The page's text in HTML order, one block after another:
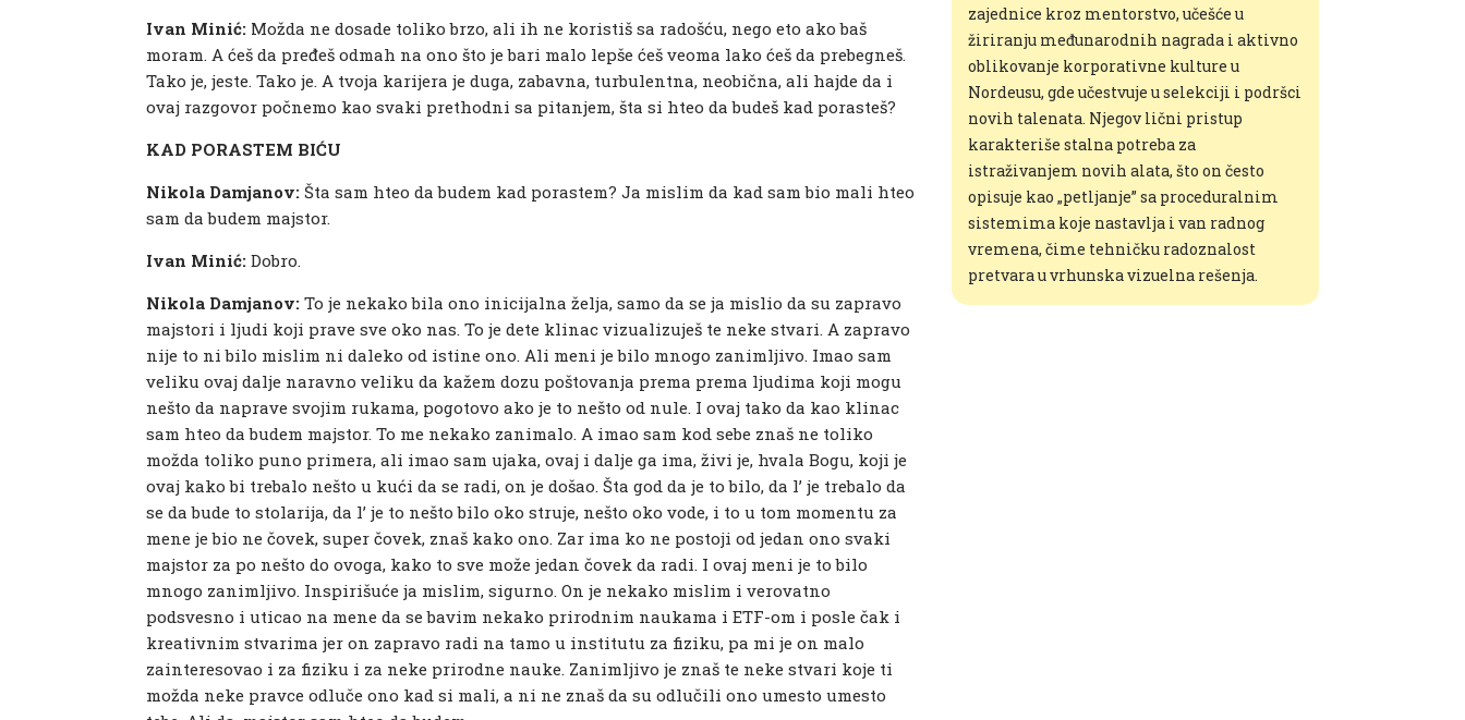
Ivan Minić: Možda ne dosade toliko brzo, ali ih ne koristiš sa radošću, nego eto ako baš
moram. A ćeš da pređeš odmah na ono što je bari malo lepše ćeš veoma lako ćeš da prebegneš.
Tako je, jeste. Tako je. A tvoja karijera je duga, zabavna, turbulentna, neobična, ali hajde da i
ovaj razgovor počnemo kao svaki prethodni sa pitanjem, šta si hteo da budeš kad porasteš?
KAD PORASTEM BIĆU
Nikola Damjanov:Šta sam hteo da budem kad porastem? Ja mislim da kad sam bio mali hteo
sam da budem majstor.
Ivan Minić:Dobro.
Nikola Damjanov:To je nekako bila ono inicijalna želja, samo da se ja mislio da su zapravo
majstori i ljudi koji prave sve oko nas. To je dete klinac vizualizuješ te neke stvari. A zapravo
nije to ni bilo mislim ni daleko od istine ono. Ali meni je bilo mnogo zanimljivo. Imao sam
veliku ovaj dalje naravno veliku da kažem dozu poštovanja prema prema ljudima koji mogu
nešto da naprave svojim rukama, pogotovo ako je to nešto od nule. I ovaj tako da kao klinac
sam hteo da budem majstor. To me nekako zanimalo. A imao sam kod sebe znaš ne toliko
možda toliko puno primera, ali imao sam ujaka, ovaj i dalje ga ima, živi je, hvala Bogu, koji je
ovaj kako bi trebalo nešto u kući da se radi, on je došao. Šta god da je to bilo, da l’ je trebalo da
se da bude to stolarija, da l’ je to nešto bilo oko struje, nešto oko vode, i to u tom momentu za
mene je bio ne čovek, super čovek, znaš kako ono. Zar ima ko ne postoji od jedan ono svaki
majstor za po nešto do ovoga, kako to sve može jedan čovek da radi. I ovaj meni je to bilo
mnogo zanimljivo. Inspirišuće ja mislim, sigurno. On je nekako mislim i verovatno
podsvesno i uticao na mene da se bavim nekako prirodnim naukama i ETF-om i posle čak i
kreativnim stvarima jer on zapravo radi na tamo u institutu za fiziku, pa mi je on malo
zainteresovao i za fiziku i za neke prirodne nauke. Zanimljivo je znaš te neke stvari koje ti
možda neke pravce odluče ono kad si mali, a ni ne znaš da su odlučili ono umesto umesto
zajednice kroz mentorstvo, učešće u
žiriranju međunarodnih nagrada i aktivno
oblikovanje korporativne kulture u
Nordeusu, gde učestvuje u selekciji i podršci
novih talenata. Njegov lični pristup
karakteriše stalna potreba za
istraživanjem novih alata, što on često
opisuje kao „petljanje” sa proceduralnim
sistemima koje nastavlja i van radnog
vremena, čime tehničku radoznalost
pretvara u vrhunska vizuelna rešenja.